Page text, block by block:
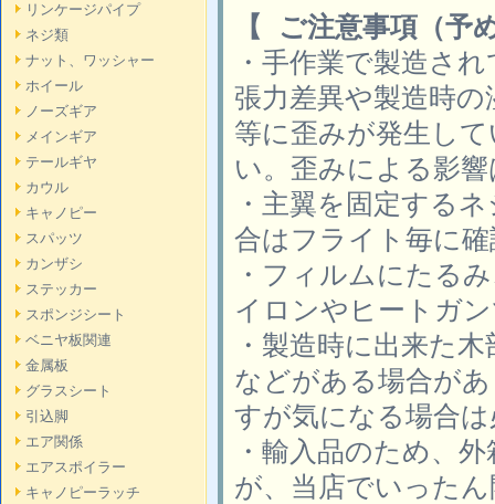
リンケージパイプ
ネジ類
ナット、ワッシャー
ホイール
ノーズギア
メインギア
テールギヤ
カウル
キャノピー
スパッツ
カンザシ
ステッカー
スポンジシート
ベニヤ板関連
金属板
グラスシート
引込脚
エア関係
エアスポイラー
キャノピーラッチ
【 ご注意事項（予
・手作業で製造さ
張力差異や製造時
等に歪みが発生し
い。歪みによる影
・主翼を固定する
合はフライト毎に
・フィルムにたる
イロンやヒートガ
・製造時に出来た
などがある場合が
すが気になる場合
・輸入品のため、
が、当店でいった